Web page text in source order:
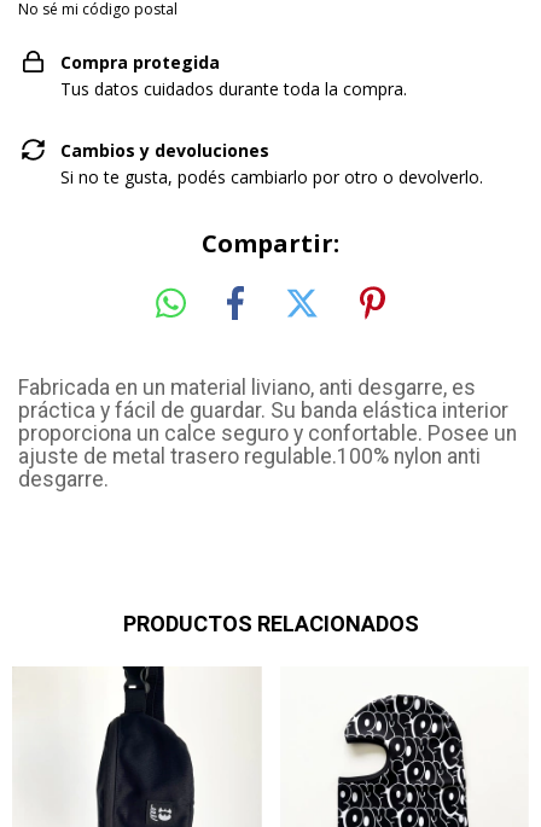
No sé mi código postal
Compra protegida
Tus datos cuidados durante toda la compra.
Cambios y devoluciones
Si no te gusta, podés cambiarlo por otro o devolverlo.
Compartir:
Fabricada en un material liviano, anti desgarre, es
práctica y fácil de guardar. Su banda elástica interior
proporciona un calce seguro y confortable. Posee un
ajuste de metal trasero regulable.100% nylon anti
desgarre.
PRODUCTOS RELACIONADOS